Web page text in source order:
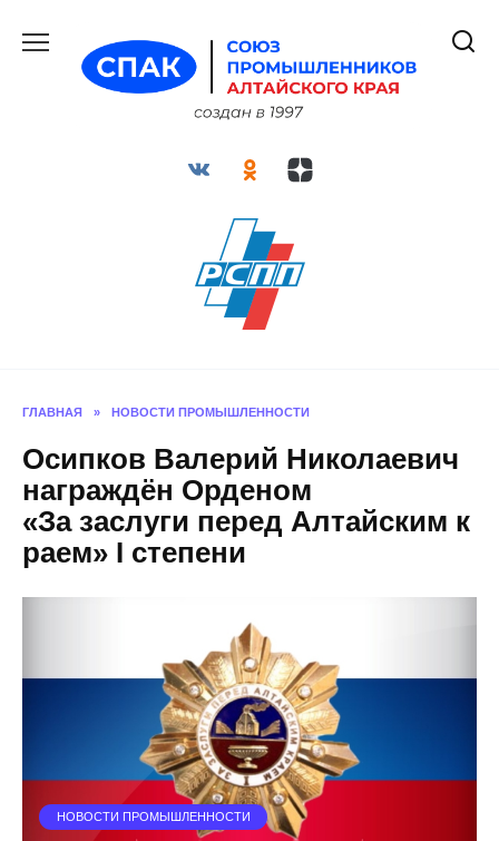
содержанию
ГЛАВНАЯ » НОВОСТИ ПРОМЫШЛЕННОСТИ
Осипков Валерий Николаевич
награждён Орденом
«За заслуги перед Алтайским к
раем» I степени
НОВОСТИ ПРОМЫШЛЕННОСТИ